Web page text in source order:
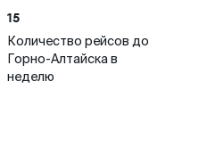
15
Количество рейсов до
Горно-Алтайска в
неделю